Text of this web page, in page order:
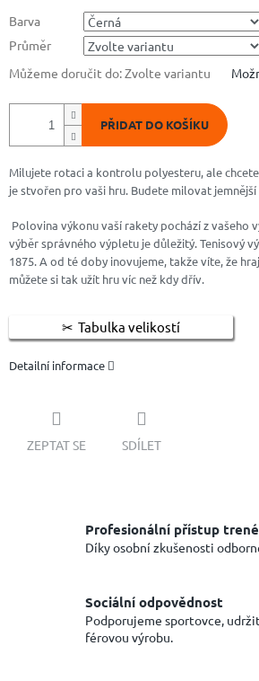
Barva
Průměr
Můžeme doručit do:Zvolte variantu
PŘIDAT DO KOŠÍKU
Milujete rotaci a kontrolu polyesteru, ale
je stvořen pro vaši hru. Budete milovat
Polovina výkonu vaší rakety pochází z vašeho
výběr správného výpletu je důležitý. Tenisový
1875. A od té doby inovujeme, takže víte, že
můžete si tak užít hru víc než kdy dřív.
Tabulka velikostí
Detailní informace
ZEPTAT SE SDÍLET
Profesionální přístup
Díky osobní zkušenosti
Sociální odpovědnost
Podporujeme sportovce,
férovou výrobu.